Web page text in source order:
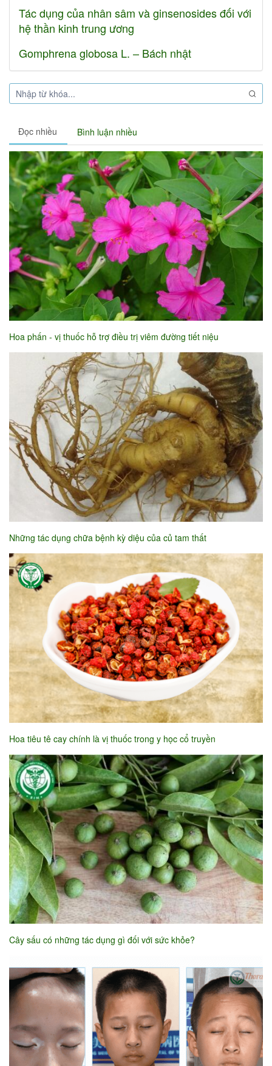
Tác dụng của nhân sâm và ginsenosides đối với
hệ thần kinh trung ương
Gomphrena globosa L. – Bách nhật
Đọc nhiều Bình luận nhiều
Hoa phấn - vị thuốc hỗ trợ điều trị viêm đường tiết niệu
Những tác dụng chữa bệnh kỳ diệu của củ tam thất
Hoa tiêu tê cay chính là vị thuốc trong y học cổ truyền
Cây sấu có những tác dụng gì đối với sức khỏe?